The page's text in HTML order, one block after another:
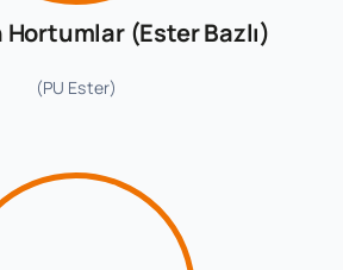
(Ester Bazlı)
(PU Ester)